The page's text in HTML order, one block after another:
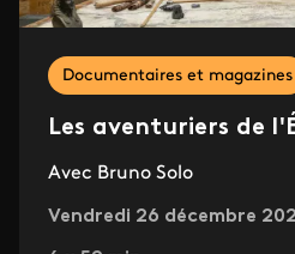
Documentaires et magazines
Les aventuriers de
Avec Bruno Solo
Vendredi 26 décembre